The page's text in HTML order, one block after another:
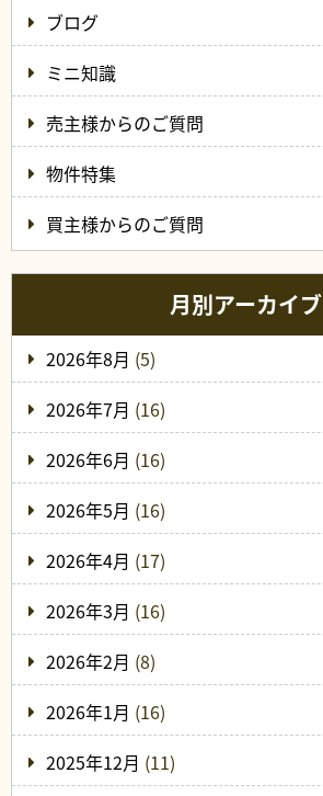
ブログ
ミニ知識
売主様からのご質問
物件特集
買主様からのご質問
月別アーカイブ
2026年8月 (5)
2026年7月 (16)
2026年6月 (16)
2026年5月 (16)
2026年4月 (17)
2026年3月 (16)
2026年2月 (8)
2026年1月 (16)
2025年12月 (11)